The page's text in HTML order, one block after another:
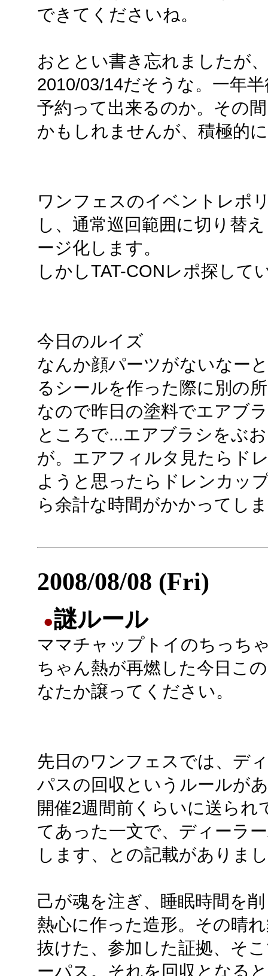
できてくださいね。
おととい書き忘れましたが
2010/03/14だそうな。一年
予約って出来るのか。その
かもしれませんが、積極的
ワンフェスのイベントレポ
し、通常巡回範囲に切り替
ージ化します。
しかしTAT-CONレポ探して
今日のルイズ
なんか顔パーツがないなー
るシールを作った際に別の
なので昨日の塗料でエアブ
ところで...エアブラシをぶ
が。エアフィルタ見たらド
ようと思ったらドレンカッ
ら余計な時間がかかってし
2008/08/08 (Fri)
●謎ルール
ママチャップトイのちっち
ちゃん熱が再燃した今日こ
なたか譲ってください。
先日のワンフェスでは、デ
パスの回収というルールが
開催2週間前くらいに送ら
てあった一文で、ディーラ
します、との記載がありま
己が魂を注ぎ、睡眠時間を
熱心に作った造形。その晴
抜けた、参加した証拠、そ
ーパス。それを回収となる